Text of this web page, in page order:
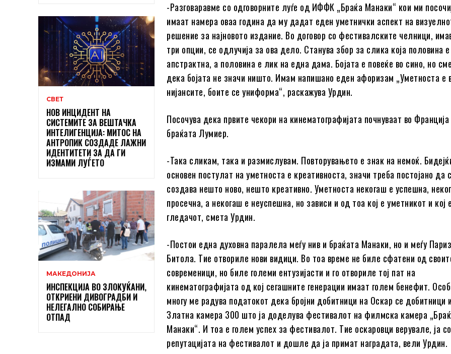
СВЕТ
НОВ ИНЦИДЕНТ НА
СИСТЕМИТЕ ЗА ВЕШТАЧКА
ИНТЕЛИГЕНЦИЈА: МИТОС НА
АНТРОПИК СОЗДАДЕ ЛАЖНИ
ИДЕНТИТЕТИ ЗА ДА ГИ
ИЗМАМИ ЛУЃЕТО
МАКЕДОНИЈА
ИНСПЕКЦИЈА ВО ЗЛОКУЌАНИ,
ОТКРИЕНИ ДИВОГРАДБИ И
НЕЛЕГАЛНО СОБИРАЊЕ
ОТПАД
-Разговаравме со одговорните луѓе од ИФФК „Браќа Манаки“ кои ми
имаат намера оваа година да му дадат еден уметнички аспект на
решение за најновото издание. Во договор со фестивалските челници,
три опции, се одлучија за ова дело. Станува збор за слика која половина е
апстрактна, а половина е лик на една дама. Бојата е повеќе во сино, но
дека бојата не значи ништо. Имам напишано еден афоризам „Уметноста е
нијансите, боите се униформа“, раскажува Урдин.
Посочува дека првите чекори на кинематографијата почнуваат во Франција
браќата Лумиер.
-Така сликам, така и размислувам. Повторувањето е знак на немоќ.
основен постулат на уметноста е креативноста, значи треба постојано да
создава нешто ново, нешто креативно. Уметноста некогаш е успешна,
просечна, а некогаш е неуспешна, но зависи и од тоа кој е уметникот и кој е
гледачот, смета Урдин.
-Постои една духовна паралела меѓу нив и браќата Манаки, но и меѓу
Битола. Тие отвориле нови видици. Во тоа време не биле сфатени од
современици, но биле големи ентузијасти и го отвориле тој пат на
кинематографијата од кој сегашните генерации имаат голем бенефит.
многу ме радува податокот дека бројни добитници на Оскар се добитници
Златна камера 300 што ја доделува фестивалот на филмска камера
Манаки“. И тоа е голем успех за фестивалот. Тие оскаровци верувале, ја
репутацијата на фестивалот и дошле да ја примат наградата, вели Урдин.